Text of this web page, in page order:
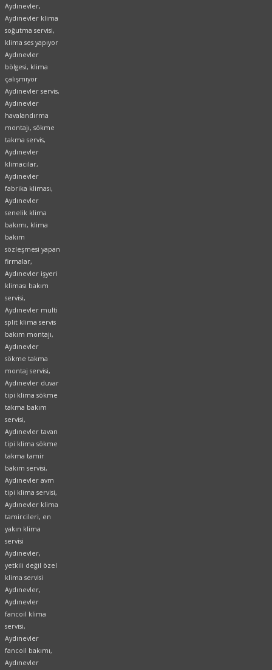
Aydınevler,
Aydınevler klima
soğutma servisi,
klima ses yapıyor
Aydınevler
bölgesi, klima
çalışmıyor
Aydınevler servis,
Aydınevler
havalandırma
montajı, sökme
takma servis,
Aydınevler
klimacılar,
Aydınevler
fabrika kliması,
Aydınevler
senelik klima
bakımı, klima
bakım
sözleşmesi yapan
firmalar,
Aydınevler işyeri
kliması bakım
servisi,
Aydınevler multi
split klima servis
bakım montajı,
Aydınevler
sökme takma
montaj servisi,
Aydınevler duvar
tipi klima sökme
takma bakım
servisi,
Aydınevler tavan
tipi klima sökme
takma tamir
bakım servisi,
Aydınevler avm
tipi klima servisi,
Aydınevler klima
tamircileri, en
yakın klima
servisi
Aydınevler,
yetkili değil özel
klima servisi
Aydınevler,
Aydınevler
fancoil klima
servisi,
Aydınevler
fancoil bakımı,
Aydınevler